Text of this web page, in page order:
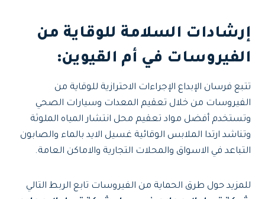
إرشادات السلامة للوقاية من
الفيروسات في أم القيوين:
تتبع فرسان الإبداع الإجراءات الاحترازية للوقاية من
الفيروسات من خلال تعقيم المعدات وسيارات الصحي
وتستخدم أفضل مواد تعقيم محل انتشار المياه الملوثة
وتناشد ارتدا الملابس الوقائية غسيل الايد بالماء والصابون
التباعد في الاسواق والمحلات التجارية والاماكن العامة.
للمزيد حول طرق الحماية من الفيروسات تابع الربط التالي